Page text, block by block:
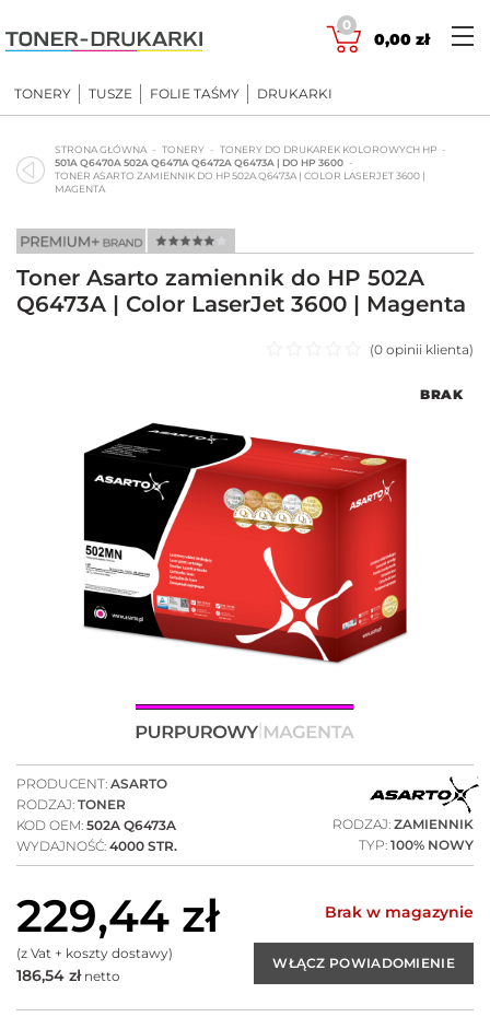
to
content
0
0,00 zł
TONERY TUSZE FOLIE TAŚMY DRUKARKI
STRONA GŁÓWNA TONERY
TONERY DO DRUKAREK KOLOROWYCH HP
501A Q6470A 502A Q6471A Q6472A Q6473A | DO HP 3600
TONER ASARTO ZAMIENNIK DO HP 502A Q6473A | COLOR LASERJET 3600 |
MAGENTA
Toner Asarto zamiennik do HP 502A
Q6473A | Color LaserJet 3600 | Magenta
(0 opinii klienta)
BRAK
PRODUCENT: ASARTO
RODZAJ: TONER
KOD OEM: 502A Q6473A
WYDAJNOŚĆ: 4000 STR.
RODZAJ: ZAMIENNIK
TYP: 100% NOWY
229,44 zł
(z Vat + koszty dostawy)
186,54 złnetto
Brak w magazynie